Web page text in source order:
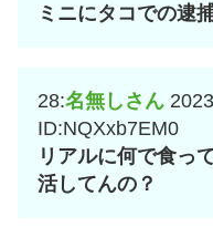
ミニにタコでの逮
28:名無しさん
ID:NQXxb7EM0
リアルに何で食っ
活してんの？